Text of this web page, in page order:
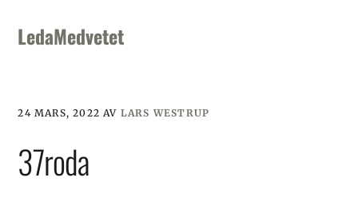
primary
main
footer
LedaMedvetet
24 MARS, 2022 AV LARS WESTRUP
37roda